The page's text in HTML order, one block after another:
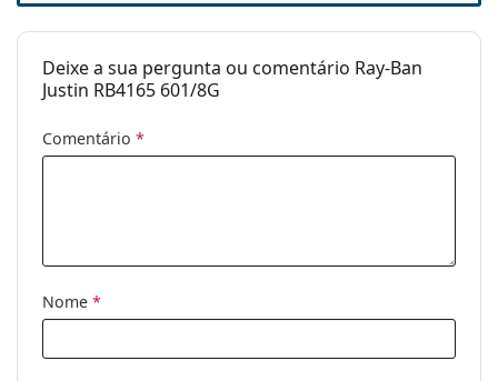
Outros
Categoria:
Óculos de sol
Uso:
Moda
Deixe a sua pergunta ou comentário Ray-Ban
Justin RB4165 601/8G
Comentário *
Nome *